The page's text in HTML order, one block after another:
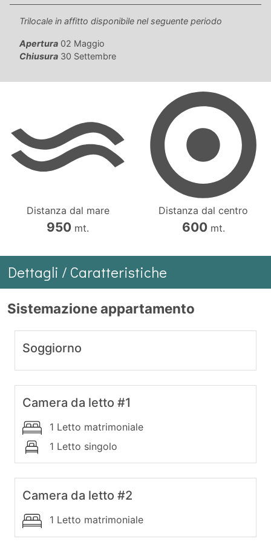
Trilocale in affitto disponibile nel seguente periodo
Apertura 02 Maggio
Chiusura 30 Settembre
Distanza dal mare
950 mt.
Distanza dal centro
600mt.
Dettagli / Caratteristiche
Sistemazione appartamento
Soggiorno
Camera da letto #1
1 Letto matrimoniale
1 Letto singolo
Camera da letto #2
1 Letto matrimoniale